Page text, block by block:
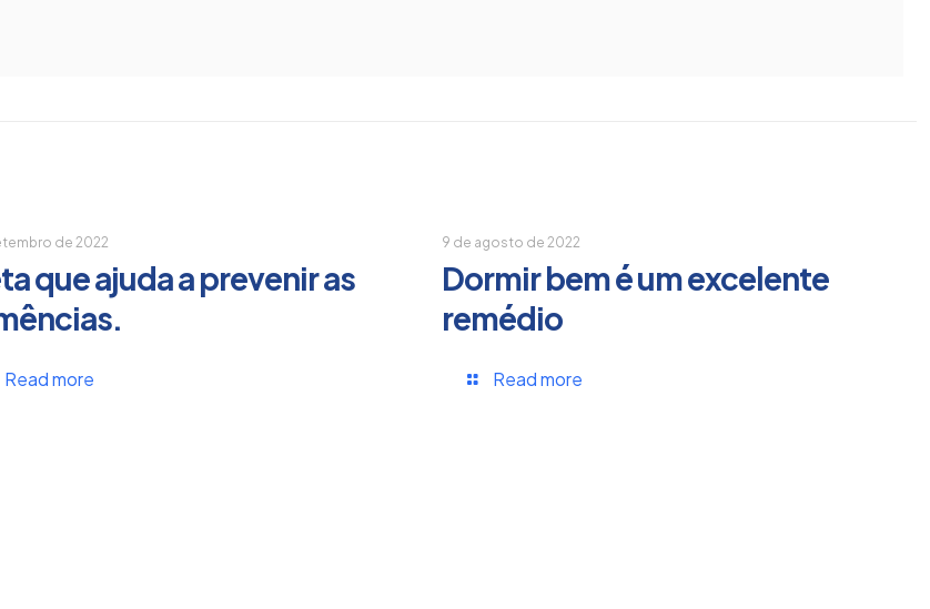
de 2022
que ajuda a prevenir as
Read more
9 de agosto de 2022
Dormir bem é um excelente
remédio
Read more